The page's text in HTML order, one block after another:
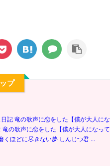
プ
記 竜の歌声に恋をした【僕が大人に
竜の歌声に恋をした【僕が大人になっ
くほどに尽きない夢 しんじつ君 ...